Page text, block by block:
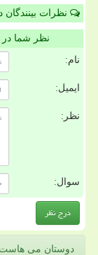
نظرات
نظر شما
نام:
ایمیل:
نظر:
سوال:
دوستان می هاست